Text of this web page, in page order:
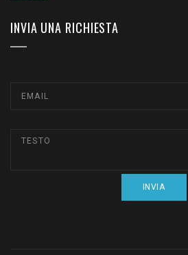
INVIA UNA RICHIESTA